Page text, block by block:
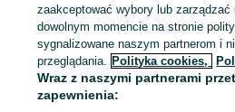
Zaloguj się / Załóż konto
zaakceptować wybory lub
dowolnym momencie na stronie
sygnalizowane naszym partnerom i
przeglądania. Polityka cookies,
Wraz z naszymi partnerami
zapewnienia: